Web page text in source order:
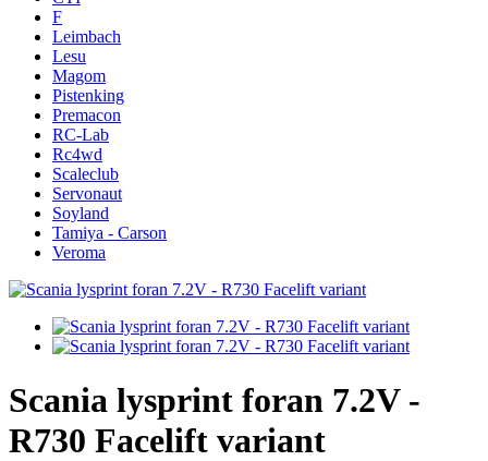
F
Leimbach
Lesu
Magom
Pistenking
Premacon
RC-Lab
Rc4wd
Scaleclub
Servonaut
Soyland
Tamiya - Carson
Veroma
Scania lysprint foran 7.2V -
R730 Facelift variant